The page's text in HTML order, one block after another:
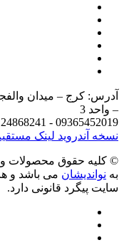
3
09365452019 - 09124868241 -
آندرویدلینک مستقیم
حقوق محصولات و
می باشد و هر
پیگرد قانونی دارد.